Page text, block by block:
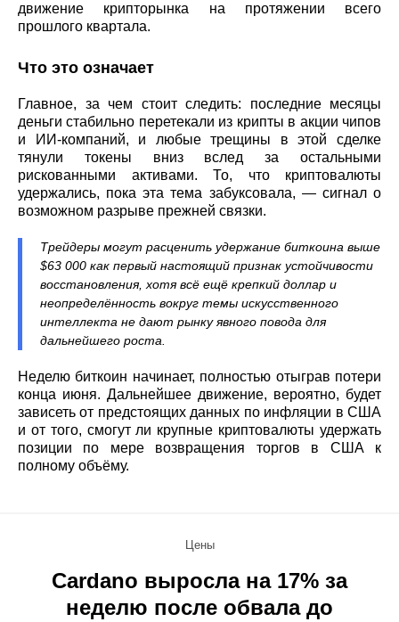
движение крипторынка на протяжении всего
прошлого квартала.
Что это означает
Главное, за чем стоит следить: последние месяцы
деньги стабильно перетекали из крипты в акции чипов
и ИИ-компаний, и любые трещины в этой сделке
тянули токены вниз вслед за остальными
рискованными активами. То, что криптовалюты
удержались, пока эта тема забуксовала, — сигнал о
возможном разрыве прежней связки.
Трейдеры могут расценить удержание биткоина выше
$63 000 как первый настоящий признак устойчивости
восстановления, хотя всё ещё крепкий доллар и
неопределённость вокруг темы искусственного
интеллекта не дают рынку явного повода для
дальнейшего роста.
Неделю биткоин начинает, полностью отыграв потери
конца июня. Дальнейшее движение, вероятно, будет
зависеть от предстоящих данных по инфляции в США
и от того, смогут ли крупные криптовалюты удержать
позиции по мере возвращения торгов в США к
полному объёму.
Цены
Cardano выросла на 17% за
неделю после обвала до